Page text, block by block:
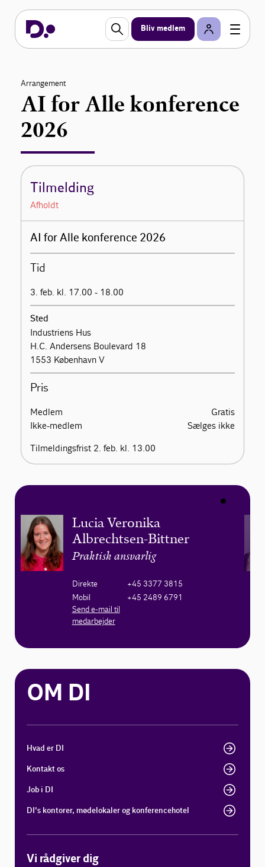
Bliv medlem
Arrangement
AI for Alle konference
2026
Tilmelding
Afholdt
AI for Alle konference 2026
Tid
3. feb. kl. 17.00 - 18.00
Sted
Industriens Hus
H.C. Andersens Boulevard 18
1553 København V
Pris
Medlem
Gratis
Ikke-medlem
Sælges ikke
Tilmeldingsfrist 2. feb. kl. 13.00
Lucia Veronika
Albrechtsen-Bittner
Praktisk ansvarlig
Direkte
+45 3377 3815
Mobil
+45 2489 6791
Send e-mail til
medarbejder
OM DI
Hvad er DI
Kontakt os
Job i DI
DI's kontorer, mødelokaler og konferencehotel
Vi rådgiver dig